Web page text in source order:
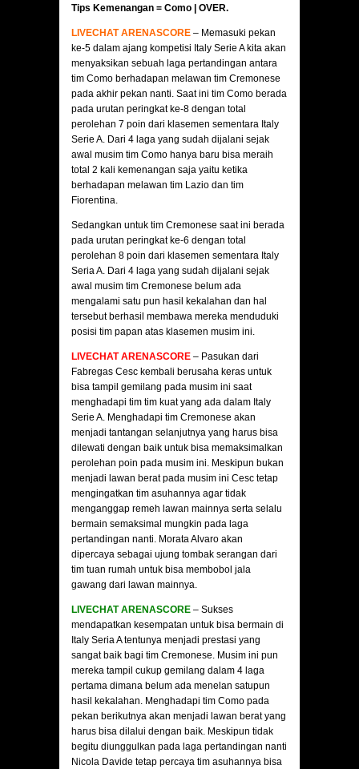
Tips Kemenangan = Como | OVER.
LIVECHAT ARENASCORE – Memasuki pekan
ke-5 dalam ajang kompetisi Italy Serie A kita akan
menyaksikan sebuah laga pertandingan antara
tim Como berhadapan melawan tim Cremonese
pada akhir pekan nanti. Saat ini tim Como berada
pada urutan peringkat ke-8 dengan total
perolehan 7 poin dari klasemen sementara Italy
Serie A. Dari 4 laga yang sudah dijalani sejak
awal musim tim Como hanya baru bisa meraih
total 2 kali kemenangan saja yaitu ketika
berhadapan melawan tim Lazio dan tim
Fiorentina.
Sedangkan untuk tim Cremonese saat ini berada
pada urutan peringkat ke-6 dengan total
perolehan 8 poin dari klasemen sementara Italy
Seria A. Dari 4 laga yang sudah dijalani sejak
awal musim tim Cremonese belum ada
mengalami satu pun hasil kekalahan dan hal
tersebut berhasil membawa mereka menduduki
posisi tim papan atas klasemen musim ini.
LIVECHAT ARENASCORE – Pasukan dari
Fabregas Cesc kembali berusaha keras untuk
bisa tampil gemilang pada musim ini saat
menghadapi tim tim kuat yang ada dalam Italy
Serie A. Menghadapi tim Cremonese akan
menjadi tantangan selanjutnya yang harus bisa
dilewati dengan baik untuk bisa memaksimalkan
perolehan poin pada musim ini. Meskipun bukan
menjadi lawan berat pada musim ini Cesc tetap
mengingatkan tim asuhannya agar tidak
menganggap remeh lawan mainnya serta selalu
bermain semaksimal mungkin pada laga
pertandingan nanti. Morata Alvaro akan
dipercaya sebagai ujung tombak serangan dari
tim tuan rumah untuk bisa membobol jala
gawang dari lawan mainnya.
LIVECHAT ARENASCORE – Sukses
mendapatkan kesempatan untuk bisa bermain di
Italy Seria A tentunya menjadi prestasi yang
sangat baik bagi tim Cremonese. Musim ini pun
mereka tampil cukup gemilang dalam 4 laga
pertama dimana belum ada menelan satupun
hasil kekalahan. Menghadapi tim Como pada
pekan berikutnya akan menjadi lawan berat yang
harus bisa dilalui dengan baik. Meskipun tidak
begitu diunggulkan pada laga pertandingan nanti
Nicola Davide tetap percaya tim asuhannya bisa